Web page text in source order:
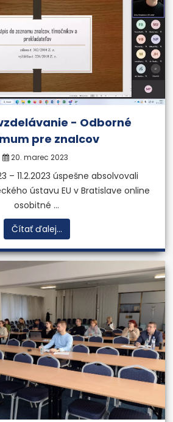
- Odborné
pre znalcov
20. marec 2023
– 11.2.2023 úspešne absolvovali
ústavu EU v Bratislave online
osobitné ...
Čítať ďalej...